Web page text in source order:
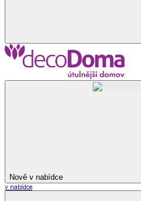
Nově v nabídce
v nabídce